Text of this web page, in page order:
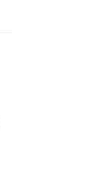
PD-L1